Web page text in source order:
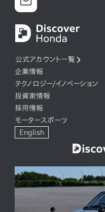
公式アカウント一覧
企業情報
テクノロジー/イノベーション
投資家情報
採用情報
モータースポーツ
English